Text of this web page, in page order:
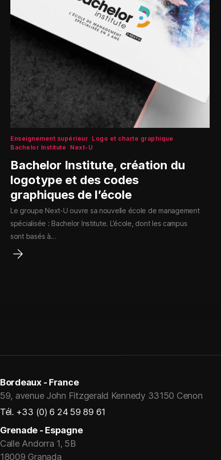
Enseignement supérieur Logo et charte graphique
Bachelor Institute
Next-U
Bachelor Institute, création du
logotype et des codes
graphiques de l’école
Le groupe Next-U ouvre sa nouvelle école de management
spécialisée : Bachelor Institute. L’école, dont les campus
sont basés à…
Bordeaux - France
59, avenue John Fitzgerald Kennedy 33150 Cenon
Tél. +33 (0) 6 24 59 89 61
Grenade - Espagne
Calle Andorra 1, 5B
18009 Granada